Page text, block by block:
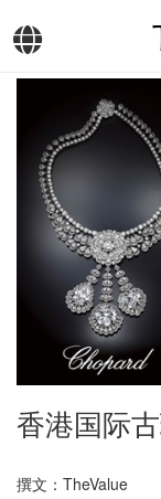
香港国际
撰文：TheValue